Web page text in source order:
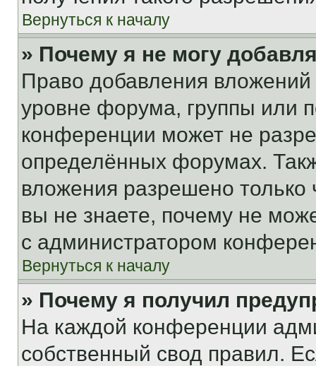
Вернуться к началу
» Почему я не могу
Право добавления
уровне форума, группы или
конференции может не
определённых форумах.
вложения разрешено
вы не знаете, почему не
с администратором
Вернуться к началу
» Почему я получил
На каждой конференции
собственный свод правил.